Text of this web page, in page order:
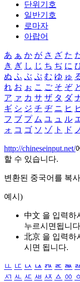
단위기호
일반기호
로마자
아랍어
あ ぁ か が さ ざ た
き ぎ し じ ち ぢ に
ぬ ふ ぶ ぷ む ゆ ゅ
れ お ぉ こ ご そ ぞ
ア ァ カ サ ザ タ ダ
ギ シ ジ チ ヂ ニ ヒ
フ ブ プ ム ユ ュ ル
ォ コ ゴ ソ ゾ ト ド
http://chineseinput.net/
할 수 있습니다.
변환된 중국어를 복
예시)
中文 을 입력하
누르시면됩니
北京 을 입력하
시면 됩니다.
ㅥ ㅦ ㅧ ㅨ ㅩ ㅪ ㅫ
ㅺ ㅻ ㅼ ㅽ ㅾ ㅿ ㆀ ㆁ